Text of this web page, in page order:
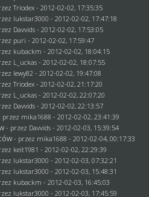
Triodex - 2012-02-02, 17:35:35
lukstar3000 - 2012-02-02, 17:47:18
Davvids - 2012-02-02, 17:53:05
puri - 2012-02-02, 17:59:47
kubackm - 2012-02-02, 18:04:15
L_uckas - 2012-02-02, 18:07:55
lewy82 - 2012-02-02, 19:47:08
Triodex - 2012-02-02, 21:17:20
L_uckas - 2012-02-02, 22:07:20
Davvids - 2012-02-02, 22:13:57
przez mika1688 - 2012-02-02, 23:41:39
- przez Davvids - 2012-02-03, 15:39:54
- przez mika1688 - 2012-02-04, 00:17:33
keit1981 - 2012-02-02, 22:29:39
lukstar3000 - 2012-02-03, 07:32:21
lukstar3000 - 2012-02-03, 15:48:31
kubackm - 2012-02-03, 16:45:03
lukstar3000 - 2012-02-03, 17:45:59